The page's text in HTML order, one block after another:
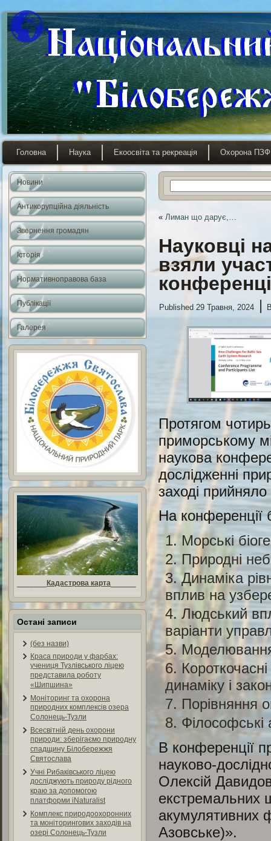
Головна Наука Екоосвіта та рекреація Охорона ПЗФ
Новини
Антикорупційна діяльність
Звернення громадян
Історія
Нормативноправова база
Публікації
Галерея
Кадастрова карта
Остані записи
(без назви)
Краса природи у фарбах:
учениця Тузлівського ліцею
представила роботу
«Шипшина»
Моніторинг та охорона
природних комплексів озера
Солонець-Тузли
Всесвітній день охорони
природи: зберігаємо природну
спадщину Білобережжя
Святослава
Учні Рибаківського ліцею
досліджують природу рідного
краю за допомогою
платформи iNaturalist
Комплекс природоохоронних
та моніторингових заходів на
озері Солонець-Тузли
« Лиман що дарує,…
Науковці
взяли
Published 29 Травня, 2024 |
Протягом
приморському
наукова
дослідженні
заході
На конференції
Морські
Природні
Динаміка
вплив на
Людський
варіанти
Моделювання
динаміку і
Порівняння
Філософські
В конференції
науково-
Олексій
екстремальних
акумулятивних
Азовське)».